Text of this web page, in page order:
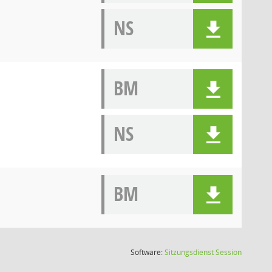
NS
BM
NS
BM
Software:SitzungsdienstSession(Wird in